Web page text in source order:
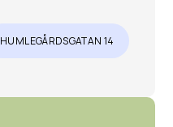
HUMLEGÅRDSGATAN 14